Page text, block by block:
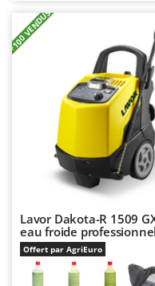
+100 VENDUS
Lavor Dakota-R 1509
eau froide
Offert par AgriEuro